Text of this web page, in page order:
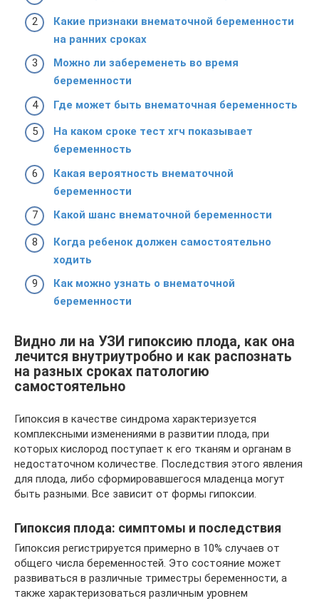
Какие признаки внематочной беременности
на ранних сроках
Можно ли забеременеть во время
беременности
Где может быть внематочная беременность
На каком сроке тест хгч показывает
беременность
Какая вероятность внематочной
беременности
Какой шанс внематочной беременности
Когда ребенок должен самостоятельно
ходить
Как можно узнать о внематочной
беременности
Видно ли на УЗИ гипоксию плода, как она
лечится внутриутробно и как распознать
на разных сроках патологию
самостоятельно
Гипоксия в качестве синдрома характеризуется
комплексными изменениями в развитии плода, при
которых кислород поступает к его тканям и органам в
недостаточном количестве. Последствия этого явления
для плода, либо сформировавшегося младенца могут
быть разными. Все зависит от формы гипоксии.
Гипоксия плода: симптомы и последствия
Гипоксия регистрируется примерно в 10% случаев от
общего числа беременностей. Это состояние может
развиваться в различные триместры беременности, а
также характеризоваться различным уровнем